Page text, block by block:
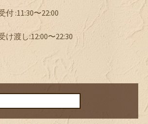
付 :11:30〜22:00
け渡し:12:00〜22:30